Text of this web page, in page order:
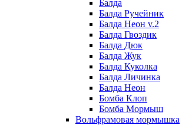
Балда
Балда Ручейник
Балда Неон v.2
Балда Гвоздик
Балда Дюк
Балда Жук
Балда Куколка
Балда Личинка
Балда Неон
Бомба Клоп
Бомба Мормыш
Вольфрамовая мормышка